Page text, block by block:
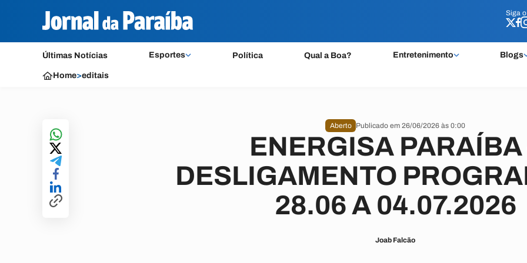
Siga o
Últimas Notícias Esportes Política Qual a Boa? Entretenimento Blogs
Siga o
Home>editais
Aberto Publicado em 26/06/2026 às 0:00
ENERGISA PARAÍBA
DESLIGAMENTO
28.06 A 04.07.2026
Joab Falcão